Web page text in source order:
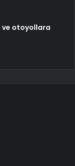
ve otoyollara